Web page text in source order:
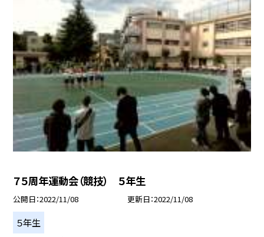
７５周年運動会（競技） ５年生
公開日 2022/11/08 更新日 2022/11/08
５年生